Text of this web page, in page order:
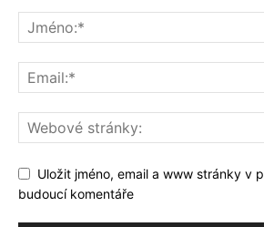
Uložit jméno, email a www stránky v
budoucí komentáře